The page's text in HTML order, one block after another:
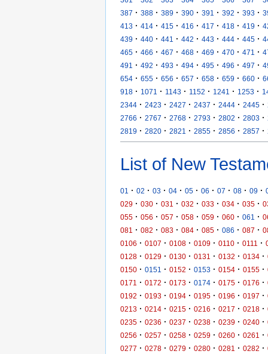
387 · 388 · 389 · 390 · 391 · 392 · 393 ·
413 · 414 · 415 · 416 · 417 · 418 · 419 ·
439 · 440 · 441 · 442 · 443 · 444 · 445 ·
465 · 466 · 467 · 468 · 469 · 470 · 471 ·
491
· 492 · 493 · 494 · 495 · 496 · 497 ·
654 · 655 · 656 · 657 · 658 · 659 · 660 ·
918 · 1071 · 1143 · 1152 · 1241 · 1253 ·
2344 · 2423 · 2427 · 2437 · 2444 · 2445 ·
2766 · 2767 · 2768 · 2793 · 2802 · 2803 ·
2819 · 2820 · 2821 · 2855 · 2856 · 2857 ·
List of New
01 · 02 · 03 · 04 · 05 · 06 · 07 · 08 · 09 ·
029 · 030 · 031 · 032 · 033 · 034 · 035 ·
055 · 056 · 057 · 058 · 059 · 060 · 061 ·
081
· 082 · 083 · 084 · 085 · 086 · 087 ·
0106 · 0107 · 0108 · 0109 · 0110 · 0111 ·
0128 · 0129 · 0130 · 0131 · 0132 · 0134 ·
0150 · 0151 · 0152 · 0153 · 0154 · 0155 ·
0171
· 0172 · 0173 · 0174 · 0175 · 0176 ·
0192 · 0193 · 0194 · 0195 · 0196 · 0197 ·
0213 · 0214 · 0215 · 0216 · 0217 · 0218 ·
0235 · 0236 · 0237 · 0238 · 0239 · 0240 ·
0256 · 0257 · 0258 · 0259 · 0260 · 0261 ·
0277 · 0278 · 0279 · 0280 · 0281 · 0282 ·